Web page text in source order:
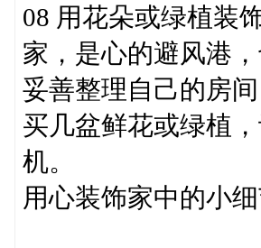
08 用花朵或绿植装
家，是心的避风港
妥善整理自己的房
买几盆鲜花或绿植
机。
用心装饰家中的小